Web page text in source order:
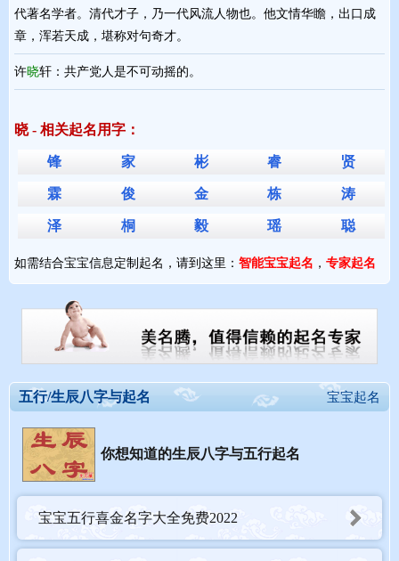
代著名学者。清代才子，乃一代风流人物也。他文情华瞻，出口成
章，浑若天成，堪称对句奇才。
许晓轩：共产党人是不可动摇的。
晓 - 相关起名用字：
锋 家 彬 睿 贤
霖 俊 金 栋 涛
泽 桐 毅 瑶 聪
如需结合宝宝信息定制起名，请到这里： 智能宝宝起名 ， 专家起名
宝宝起名
五行/生辰八字与起名
你想知道的生辰八字与五行起名
宝宝五行喜金名字大全免费2022